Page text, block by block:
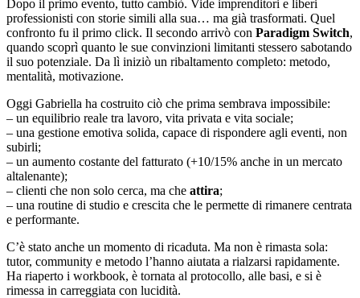
Dopo il primo evento, tutto cambiò. Vide imprenditori e liberi
professionisti con storie simili alla sua… ma già trasformati. Quel
confronto fu il primo click. Il secondo arrivò con Paradigm Switch,
quando scoprì quanto le sue convinzioni limitanti stessero sabotando
il suo potenziale. Da lì iniziò un ribaltamento completo: metodo,
mentalità, motivazione.
Oggi Gabriella ha costruito ciò che prima sembrava impossibile:
– un equilibrio reale tra lavoro, vita privata e vita sociale;
– una gestione emotiva solida, capace di rispondere agli eventi, non
subirli;
– un aumento costante del fatturato (+10/15% anche in un mercato
altalenante);
– clienti che non solo cerca, ma che attira;
– una routine di studio e crescita che le permette di rimanere centrata
e performante.
C’è stato anche un momento di ricaduta. Ma non è rimasta sola:
tutor, community e metodo l’hanno aiutata a rialzarsi rapidamente.
Ha riaperto i workbook, è tornata al protocollo, alle basi, e si è
rimessa in carreggiata con lucidità.